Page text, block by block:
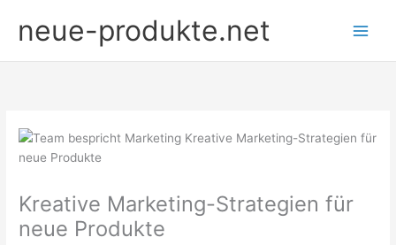
Inhaltneue-produkte.net
Kreative Marketing-Strategien für
neue Produkte